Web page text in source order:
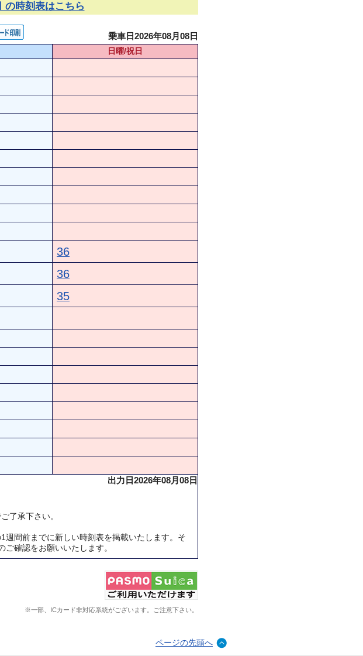
の時刻表はこちら
乗車日2026年08月08日
日曜/祝日
36
36
35
出力日2026年08月08日
了承下さい。
週間前までに新しい時刻表を掲載いたします。そ
確認をお願いいたします。
※一部、ICカード非対応系統がございます。ご注意下さい。
ページの先頭へ